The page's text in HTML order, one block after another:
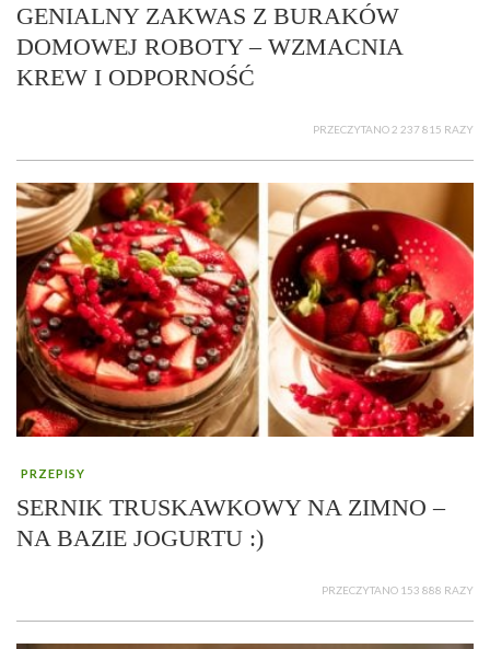
GENIALNY ZAKWAS Z BURAKÓW
DOMOWEJ ROBOTY – WZMACNIA
KREW I ODPORNOŚĆ
PRZECZYTANO 2 237 815 RAZY
PRZEPISY
SERNIK TRUSKAWKOWY NA ZIMNO –
NA BAZIE JOGURTU :)
PRZECZYTANO 153 888 RAZY